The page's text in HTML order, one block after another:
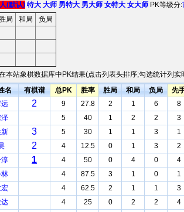
(默认) 特大 大师 男特大 男大师 女特大 女大师 PK等级分:
胜局 和局
负局
本站象棋数据库中PK结果(点击列表头排序;勾选统计列
名 有棋谱 总PK 胜率 胜局 和局 负局
先
2 9 27.8 2 1 6
8
5 40 1 2 2
3
3 5 30 1 1 3
1
2 4 12.5 0 1 3
2
1 4 50 0 4 0
4
4 87.5 3 1 0
1
4 62.5 2 1 1
3
4 25 0 2 2
4